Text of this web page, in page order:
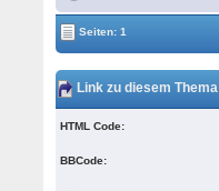
Seiten: 1
Link zu diesem Thema
HTML Code:
BBCode: